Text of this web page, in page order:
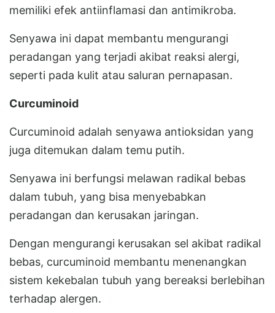
memiliki efek antiinflamasi dan antimikroba.
Senyawa ini dapat membantu mengurangi
peradangan yang terjadi akibat reaksi alergi,
seperti pada kulit atau saluran pernapasan.
Curcuminoid
Curcuminoid adalah senyawa antioksidan yang
juga ditemukan dalam temu putih.
Senyawa ini berfungsi melawan radikal bebas
dalam tubuh, yang bisa menyebabkan
peradangan dan kerusakan jaringan.
Dengan mengurangi kerusakan sel akibat radikal
bebas, curcuminoid membantu menenangkan
sistem kekebalan tubuh yang bereaksi berlebihan
terhadap alergen.